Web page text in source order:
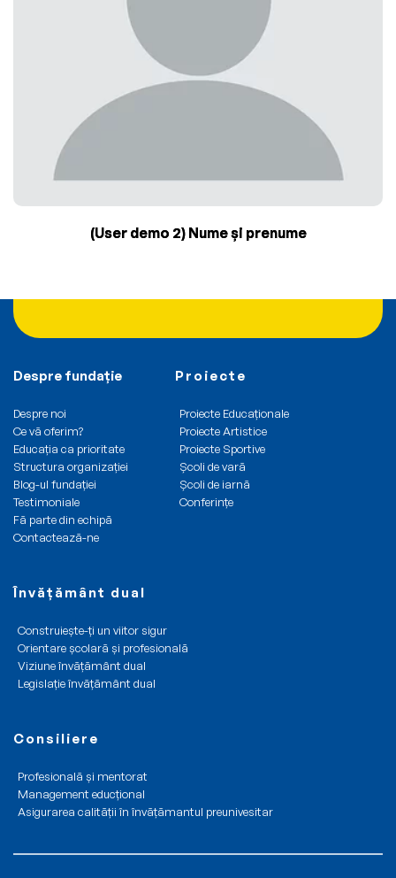
(User demo 2) Nume și prenume
Despre fundație
Despre noi
Ce vă oferim?
Educația ca prioritate
Structura organizației
Blog-ul fundației
Testimoniale
Fă parte din echipă
Contactează-ne
Proiecte
Proiecte Educaționale
Proiecte Artistice
Proiecte Sportive
Școli de vară
Școli de iarnă
Conferințe
Învățământ dual
Construiește-ți un viitor sigur
Orientare școlară și profesională
Viziune învățământ dual
Legislație învățământ dual
Consiliere
Profesională și mentorat
Management educțional
Asigurarea calității în învățămantul preunivesitar